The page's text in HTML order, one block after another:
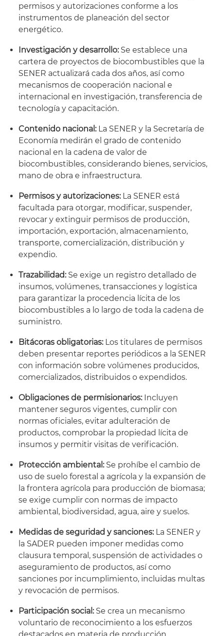
permisos y autorizaciones conforme a los
instrumentos de planeación del sector
energético.
Investigación y desarrollo:Se establece una
cartera de proyectos de biocombustibles que la
SENER actualizará cada dos años, así como
mecanismos de cooperación nacional e
internacional en investigación, transferencia de
tecnología y capacitación.
Contenido nacional:La SENER y la Secretaría de
Economía medirán el grado de contenido
nacional en la cadena de valor de
biocombustibles, considerando bienes, servicios,
mano de obra e infraestructura.
Permisos y autorizaciones:La SENER está
facultada para otorgar, modificar, suspender,
revocar y extinguir permisos de producción,
importación, exportación, almacenamiento,
transporte, comercialización, distribución y
expendio.
Trazabilidad:Se exige un registro detallado de
insumos, volúmenes, transacciones y logística
para garantizar la procedencia lícita de los
biocombustibles a lo largo de toda la cadena de
suministro.
Bitácoras obligatorias:Los titulares de permisos
deben presentar reportes periódicos a la SENER
con información sobre volúmenes producidos,
comercializados, distribuidos o expendidos.
Obligaciones de permisionarios:Incluyen
mantener seguros vigentes, cumplir con
normas oficiales, evitar adulteración de
productos, comprobar la propiedad lícita de
insumos y permitir visitas de verificación.
Protección ambiental:Se prohíbe el cambio de
uso de suelo forestal a agrícola y la expansión de
la frontera agrícola para producción de biomasa;
se exige cumplir con normas de impacto
ambiental, biodiversidad, agua, aire y suelos.
Medidas de seguridad y sanciones:La SENER y
la SADER pueden imponer medidas como
clausura temporal, suspensión de actividades o
aseguramiento de productos, así como
sanciones por incumplimiento, incluidas multas
y revocación de permisos.
Participación social:Se crea un mecanismo
voluntario de reconocimiento a los esfuerzos